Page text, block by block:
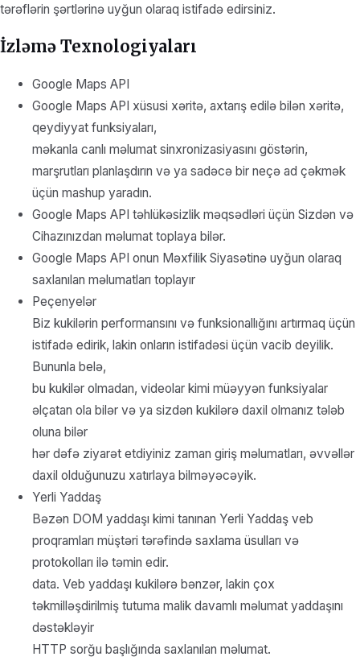
tərəflərin şərtlərinə uyğun olaraq istifadə edirsiniz.
İzləmə Texnologiyaları
Google Maps API
Google Maps API xüsusi xəritə, axtarış edilə bilən xəritə,
qeydiyyat funksiyaları,
məkanla canlı məlumat sinxronizasiyasını göstərin,
marşrutları planlaşdırın və ya sadəcə bir neçə ad çəkmək
üçün mashup yaradın.
Google Maps API təhlükəsizlik məqsədləri üçün Sizdən və
Cihazınızdan məlumat toplaya bilər.
Google Maps API onun Məxfilik Siyasətinə uyğun olaraq
saxlanılan məlumatları toplayır
Peçenyelər
Biz kukilərin performansını və funksionallığını artırmaq üçün
istifadə edirik, lakin onların istifadəsi üçün vacib deyilik.
Bununla belə,
bu kukilər olmadan, videolar kimi müəyyən funksiyalar
əlçatan ola bilər və ya sizdən kukilərə daxil olmanız tələb
oluna bilər
hər dəfə ziyarət etdiyiniz zaman giriş məlumatları, əvvəllər
daxil olduğunuzu xatırlaya bilməyəcəyik.
Yerli Yaddaş
Bəzən DOM yaddaşı kimi tanınan Yerli Yaddaş veb
proqramları müştəri tərəfində saxlama üsulları və
protokolları ilə təmin edir.
data. Veb yaddaşı kukilərə bənzər, lakin çox
təkmilləşdirilmiş tutuma malik davamlı məlumat yaddaşını
dəstəkləyir
HTTP sorğu başlığında saxlanılan məlumat.